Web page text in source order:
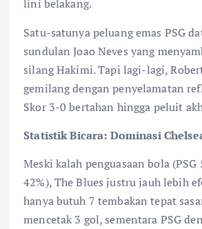
lini belakang.
Satu-satunya peluang emas PSG
sundulan Joao Neves yang
silang Hakimi. Tapi lagi-lagi,
gemilang dengan penyelamatan
Skor 3-0 bertahan hingga peluit
Statistik Bicara: Dominasi
Meski kalah penguasaan bola (PSG
42%), The Blues justru jauh lebih
hanya butuh 7 tembakan tepat
mencetak 3 gol, sementara PSG